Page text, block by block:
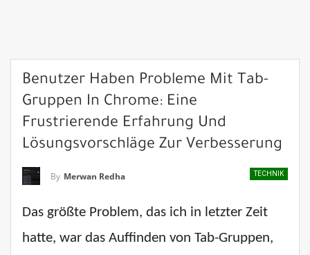
Benutzer Haben Probleme Mit Tab-
Gruppen In Chrome: Eine
Frustrierende Erfahrung Und
Lösungsvorschläge Zur Verbesserung
TECHNIK
By Merwan Redha
Das größte Problem, das ich in letzter Zeit
hatte, war das Auffinden von Tab-Gruppen,